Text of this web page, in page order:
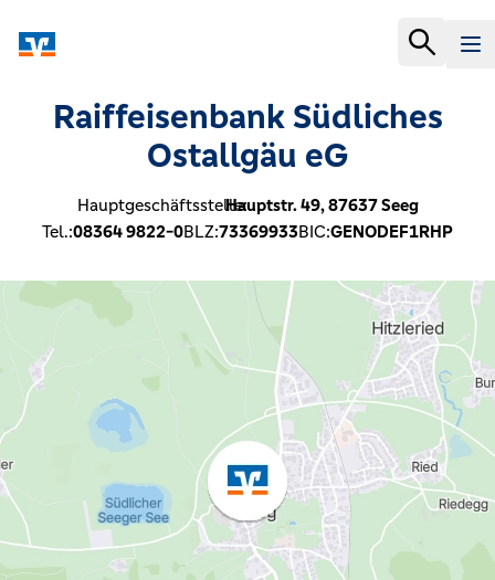
Raiffeisenbank Südliches
Ostallgäu eG
Hauptgeschäftsstelle:Hauptstr. 49,87637Seeg
Tel.:08364 9822-0BLZ:73369933BIC:GENODEF1RHP